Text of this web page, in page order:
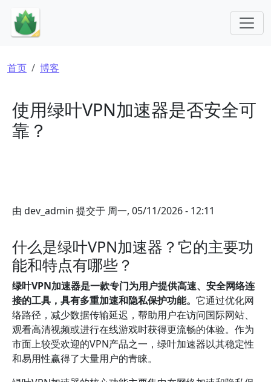
跳转到主要内容
面包屑
首页 博客
使用绿叶VPN加速器是否安全可
靠？
由 dev_admin 提交于 周一, 05/11/2026 - 12:11
什么是绿叶VPN加速器？它的主要功
能和特点有哪些？
绿叶VPN加速器是一款专门为用户提供高速、安全网络连
接的工具，具有多重加速和隐私保护功能。 它通过优化网
络路径，减少数据传输延迟，帮助用户在访问国际网站、
观看高清视频或进行在线游戏时获得更流畅的体验。作为
市面上较受欢迎的VPN产品之一，绿叶加速器以其稳定性
和易用性赢得了大量用户的青睐。